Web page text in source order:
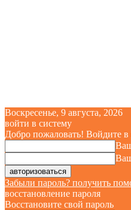
Воскресенье, 9 августа, 2026
войти в систему
Добро пожаловать! Войдите
Забыли пароль? получить
восстановление пароля
Восстановите свой пароль